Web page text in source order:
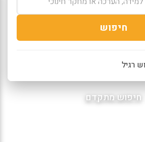
חיפוש
רגיל
חיפוש מתקדם